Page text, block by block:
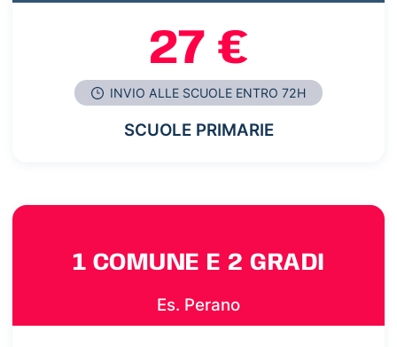
27 €
INVIO ALLE SCUOLE ENTRO 72H
SCUOLE PRIMARIE
1 COMUNE E 2 GRADI
Es. Perano